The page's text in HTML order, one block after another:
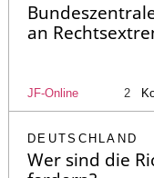
an
JF-Online 2
DEUTSCHLAND
Wer sind die